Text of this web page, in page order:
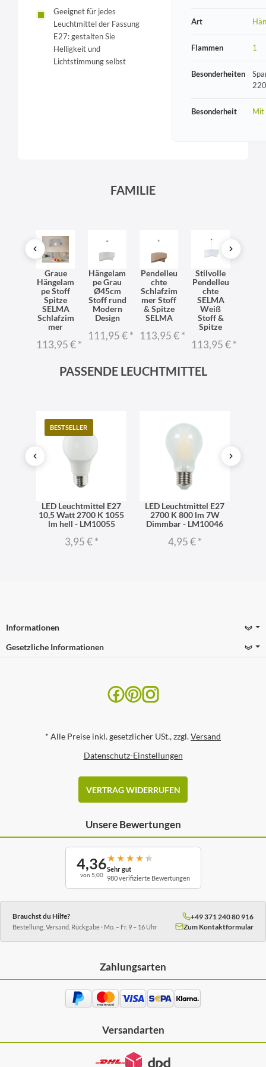
Geeignet für jedes
Leuchtmittel der Fassung
E27: gestalten Sie
Helligkeit und
Lichtstimmung selbst
Art
Flammen 1
Besonderheiten
Besonderheit Mit
FAMILIE
Graue
Hängelam
pe Stoff
Spitze
SELMA
Schlafzim
mer
113,95 €*
Hängelam
pe Grau
Ø45cm
Stoff rund
Modern
Design
111,95 €*
Pendelleu
chte
Schlafzim
mer Stoff
& Spitze
SELMA
113,95 €*
Stilvolle
Pendelleu
chte
SELMA
Weiß
Stoff &
Spitze
113,95 €*
PASSENDE LEUCHTMITTEL
BESTSELLER
LED Leuchtmittel E27
10,5 Watt 2700 K 1055
lm hell - LM10055
3,95 €*
LED Leuchtmittel E27
2700 K 800 lm 7W
Dimmbar - LM10046
4,95 €*
Informationen
Gesetzliche Informationen
* Alle Preise inkl. gesetzlicher USt., zzgl.Versand
Datenschutz-Einstellungen
VERTRAG WIDERRUFEN
Unsere Bewertungen
4,36
von 5,00
★ ★ ★ ★ ★
Sehr gut
980 verifizierte Bewertungen
Brauchst du Hilfe?
Bestellung, Versand, Rückgabe · Mo. – Fr. 9 – 16 Uhr
+49 371 240 80 916
Zum Kontaktformular
Zahlungsarten
Versandarten